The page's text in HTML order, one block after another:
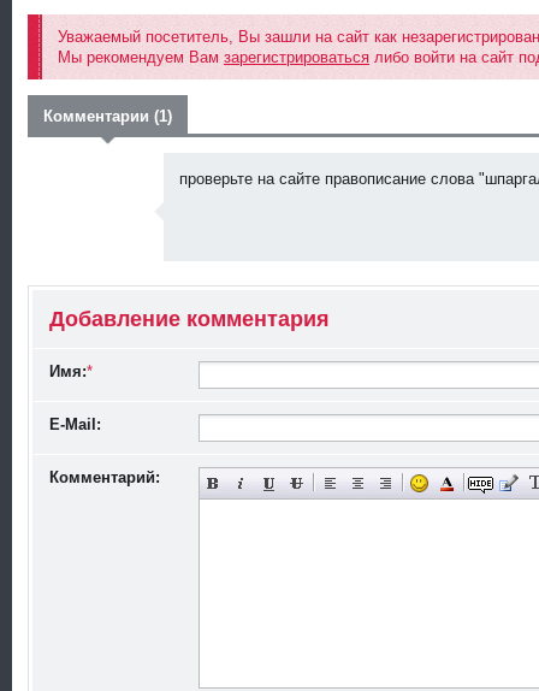
Уважаемый посетитель, Вы зашли на сайт как
Мы рекомендуем Вам зарегистрироваться либо войти на сайт
Комментарии (1)
я
проверьте на сайте правописание слова
Добавление комментария
Имя:*
E-Mail:
Комментарий: